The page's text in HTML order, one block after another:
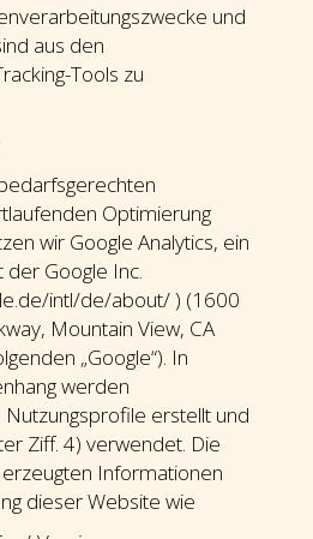
und
aus den
Tools zu
Optimierung
wir Google Analytics, ein
Google Inc.
intl/de/about/ ) (1600
Mountain View, CA
„Google“). In
werden
erstellt und
Ziff. 4) verwendet. Die
Informationen
dieser Website wie